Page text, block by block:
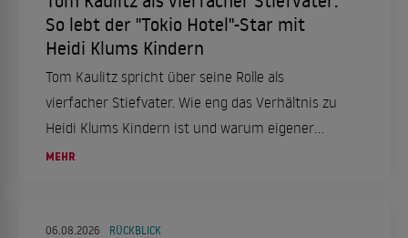
So lebt der "Tokio Hotel"-Star mit
Heidi Klums Kindern
Tom Kaulitz spricht über seine Rolle als
vierfacher Stiefvater. Wie eng das Verhältnis zu
Heidi Klums Kindern ist und warum eigener
Nachwuchs kein Thema ist.
MEHR
06.08.2026 RÜCKBLICK